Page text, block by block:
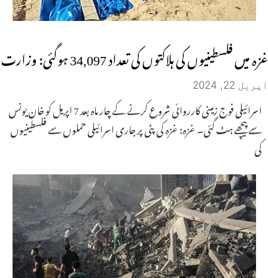
غزہ میں فلسطینیوں کی ہلاکتوں کی تعداد 34,097 ہوگئی: وزارت
اپریل 22, 2024
اسرائیلی فوج زمینی کارروائی شروع کرنے کے چار ماہ بعد 7 اپریل کو خان یونس
سے پیچھے ہٹ گئی۔ غزہ: غزہ کی پٹی پر جاری اسرائیلی حملوں سے فلسطینیوں
کی